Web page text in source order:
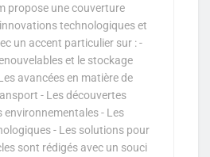
propose une couverture
technologiques et
un accent particulier sur : -
et le stockage
avancées en matière de
- Les découvertes
environnementales - Les
- Les solutions pour
sont rédigés avec un souci